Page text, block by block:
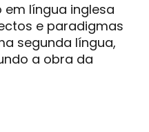
em língua inglesa
e paradigmas
segunda língua,
a obra da